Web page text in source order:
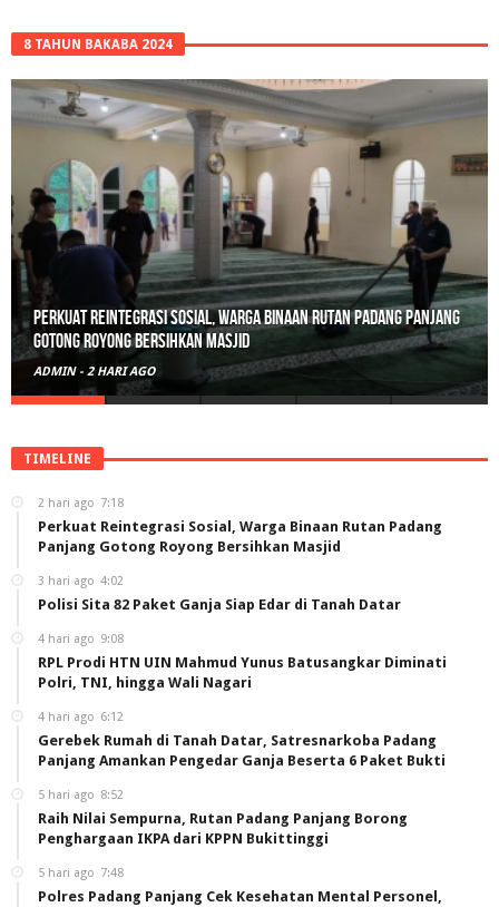
8 TAHUN BAKABA 2024
Polisi Sita 82 Paket Ganja Siap Edar di Tanah Datar
ADMIN - 3 HARI AGO
TIMELINE
2 hari ago 7:18
Perkuat Reintegrasi Sosial, Warga Binaan Rutan Padang
Panjang Gotong Royong Bersihkan Masjid
3 hari ago 4:02
Polisi Sita 82 Paket Ganja Siap Edar di Tanah Datar
4 hari ago 9:08
RPL Prodi HTN UIN Mahmud Yunus Batusangkar Diminati
Polri, TNI, hingga Wali Nagari
4 hari ago 6:12
Gerebek Rumah di Tanah Datar, Satresnarkoba Padang
Panjang Amankan Pengedar Ganja Beserta 6 Paket Bukti
5 hari ago 8:52
Raih Nilai Sempurna, Rutan Padang Panjang Borong
Penghargaan IKPA dari KPPN Bukittinggi
5 hari ago 7:48
Polres Padang Panjang Cek Kesehatan Mental Personel,